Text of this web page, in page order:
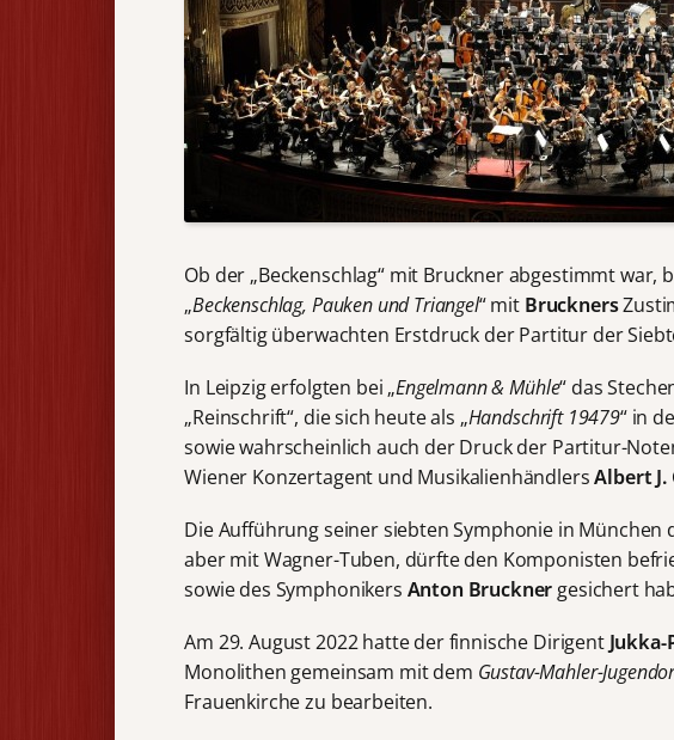
Ob der „Beckenschlag“ mit Bruckner abgestimmt war,
„Beckenschlag, Pauken und Triangel“ mit Bruckners
sorgfältig überwachten Erstdruck der Partitur der
In Leipzig erfolgten bei „Engelmann & Mühle“ das
„Reinschrift“, die sich heute als „Handschrift 19479“ in
sowie wahrscheinlich auch der Druck der Partitur-
Wiener Konzertagent und MusikalienhändlersAlbert
Die Aufführung seiner siebten Symphonie in München
aber mit Wagner-Tuben, dürfte den Komponisten
sowie des Symphonikers Anton Bruckner gesichert
Am 29. August 2022 hatte der finnische Dirigent Jukka-
Monolithen gemeinsam mit dem Gustav-Mahler-
Frauenkirche zu bearbeiten.